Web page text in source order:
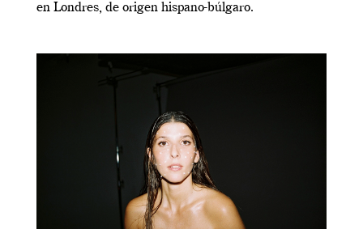
en Londres, de origen hispano-búlgaro.